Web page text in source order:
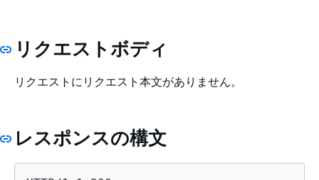
リクエストボディ
リクエストにリクエスト本文がありません。
レスポンスの構文